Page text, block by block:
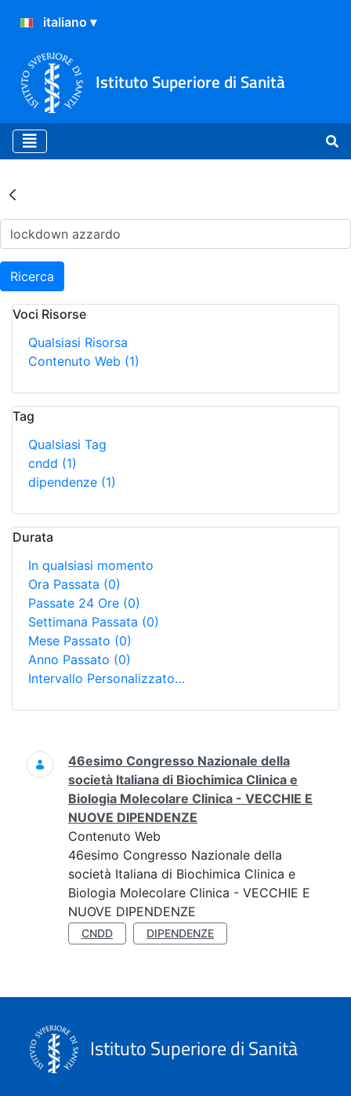
Istituto Superiore di Sanità
Risultati della Ricerca -
Ricerca
Voci Risorse
Qualsiasi Risorsa
Contenuto Web (1)
Tag
Qualsiasi Tag
cndd (1)
dipendenze (1)
Durata
In qualsiasi momento
Ora Passata (0)
Passate 24 Ore (0)
Settimana Passata (0)
Mese Passato (0)
Anno Passato (0)
Intervallo Personalizzato…
Ricerca
46esimo Congresso Nazionale della
società Italiana di Biochimica Clinica e
Biologia Molecolare Clinica - VECCHIE E
NUOVE DIPENDENZE
Contenuto Web
46esimo Congresso Nazionale della
società Italiana di Biochimica Clinica e
Biologia Molecolare Clinica - VECCHIE E
NUOVE DIPENDENZE
CNDD DIPENDENZE
Istituto Superiore di Sanità